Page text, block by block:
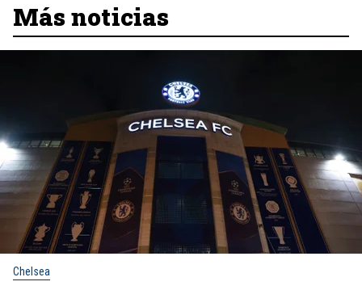
Más noticias
Chelsea